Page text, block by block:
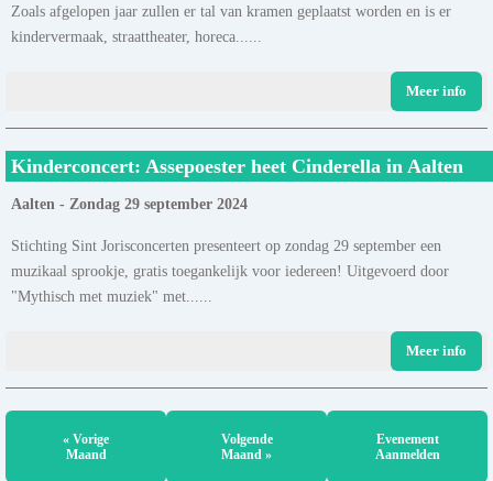
Zoals afgelopen jaar zullen er tal van kramen geplaatst worden en is er
kindervermaak, straattheater, horeca......
Meer info
Kinderconcert: Assepoester heet Cinderella in Aalten
Aalten - Zondag 29 september 2024
Stichting Sint Jorisconcerten presenteert op zondag 29 september een
muzikaal sprookje, gratis toegankelijk voor iedereen! Uitgevoerd door
"Mythisch met muziek" met......
Meer info
« Vorige
Maand
Volgende
Maand »
Evenement
Aanmelden